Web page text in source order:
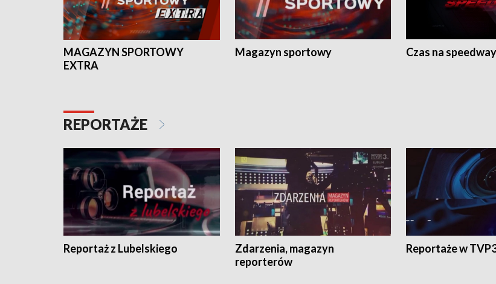
MAGAZYN SPORTOWY
EXTRA
Magazyn sportowy Czas na speedway
REPORTAŻE
Reportaż z Lubelskiego
Zdarzenia, magazyn
reporterów
Reportaże w